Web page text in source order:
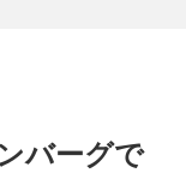
バーグで